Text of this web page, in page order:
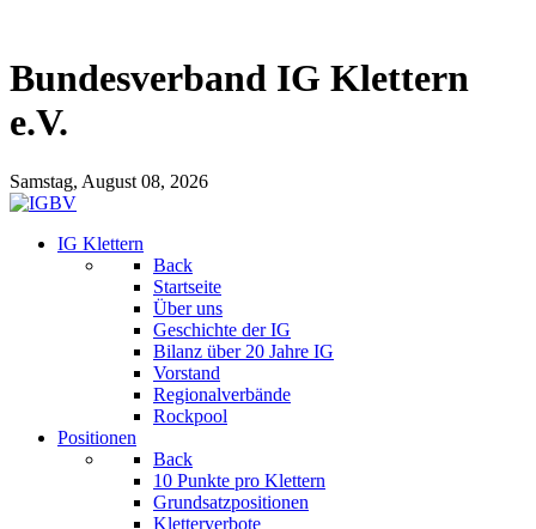
Bundesverband IG Klettern
e.V.
Samstag, August 08, 2026
IG Klettern
Back
Startseite
Über uns
Geschichte der IG
Bilanz über 20 Jahre IG
Vorstand
Regionalverbände
Rockpool
Positionen
Back
10 Punkte pro Klettern
Grundsatzpositionen
Kletterverbote